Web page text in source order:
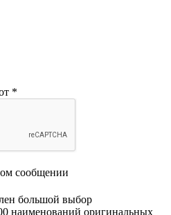
*
сообщении
большой выбор
наименований оригинальных